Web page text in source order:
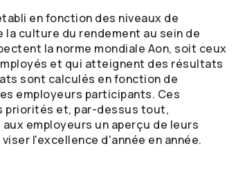
en fonction des niveaux de
culture du rendement au sein de
la norme mondiale Aon, soit ceux
et qui atteignent des résultats
sont calculés en fonction de
employeurs participants. Ces
priorités et, par-dessus tout,
employeurs un aperçu de leurs
l'excellence d'année en année.